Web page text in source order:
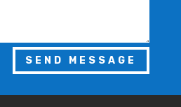
SEND MESSAGE